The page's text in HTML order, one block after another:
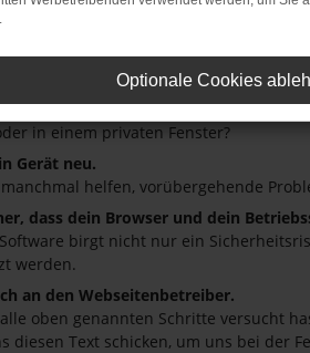
Webseiten, zum Beispiel deine
Browsererweiterungen.
wie Werbeblocker,
in einem privaten Fenster?
Gerät neu.
helfen, vorübergehende
dass dein Browser und dein
birgt nicht nur ein
werden.
an den Webseitenbetreiber.
oben genannten Schritte versucht
diesen Text schicken, um uns bei der
Optionale Cookies